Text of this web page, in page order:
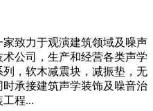
家致力于观演建筑领域及噪声
公司，生产和经营各类声学
，软木减震块，减振垫，无
承接建筑声学装饰及噪音治
程...